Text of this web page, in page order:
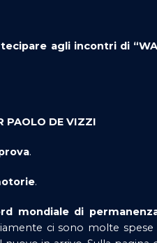
agli incontri di
PAOLO DE VIZZI
.
.
mondiale di
ci sono molte